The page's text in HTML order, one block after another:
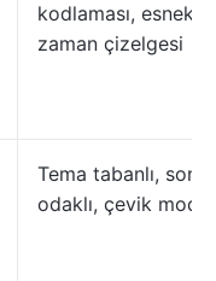
kodlaması, esnek
zaman çizelgesi
Tema tabanlı,
odaklı, çevik model